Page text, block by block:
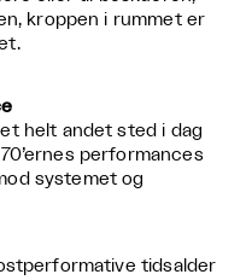
kroppen i rummet er
helt andet sted i dag
performances
systemet og
tidsalder